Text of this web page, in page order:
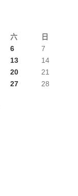
六 日
6
7
13
14
20
21
27
28